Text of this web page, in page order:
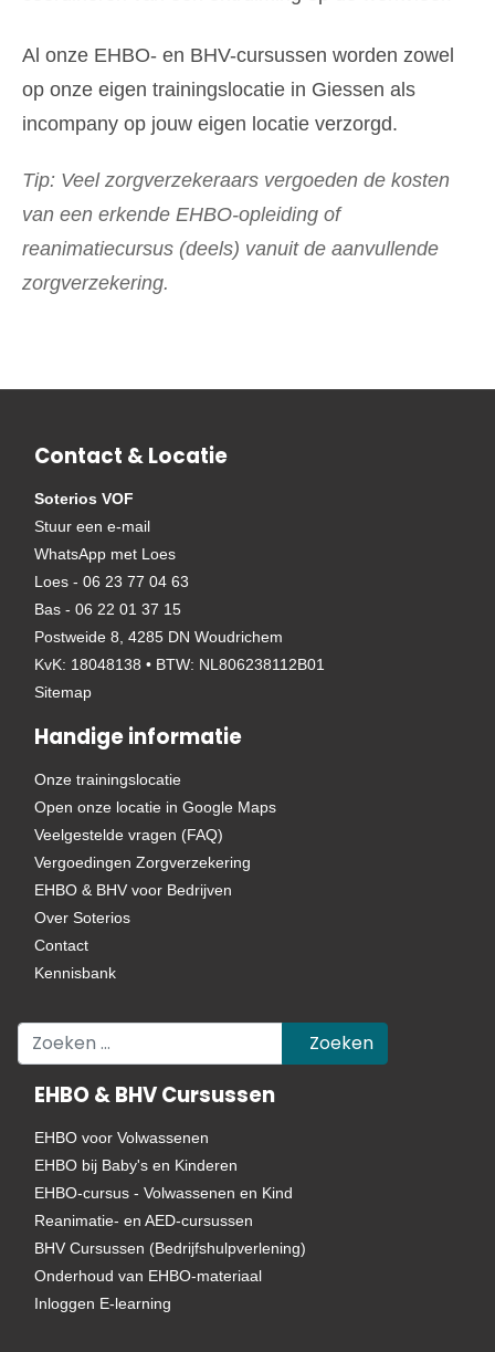
Al onze EHBO- en BHV-cursussen worden zowel
op onze eigen trainingslocatie in Giessen als
incompany op jouw eigen locatie verzorgd.
Tip: Veel zorgverzekeraars vergoeden de kosten
van een erkende EHBO-opleiding of
reanimatiecursus (deels) vanuit de aanvullende
zorgverzekering.
Contact & Locatie
Soterios VOF
Stuur een e-mail
WhatsApp met Loes
Loes - 06 23 77 04 63
Bas - 06 22 01 37 15
Postweide 8, 4285 DN Woudrichem
KvK: 18048138 • BTW: NL806238112B01
Sitemap
Handige informatie
Onze trainingslocatie
Open onze locatie in Google Maps
Veelgestelde vragen (FAQ)
Vergoedingen Zorgverzekering
EHBO & BHV voor Bedrijven
Over Soterios
Contact
Kennisbank
Zoeken Zoeken
EHBO & BHV Cursussen
EHBO voor Volwassenen
EHBO bij Baby's en Kinderen
EHBO-cursus - Volwassenen en Kind
Reanimatie- en AED-cursussen
BHV Cursussen (Bedrijfshulpverlening)
Onderhoud van EHBO-materiaal
Inloggen E-learning